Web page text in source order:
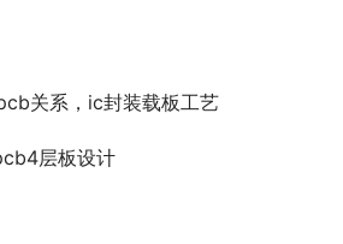
关系，ic封装载板工艺
层板设计